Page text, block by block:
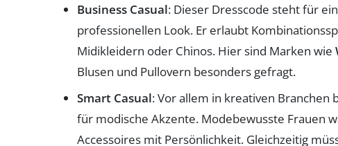
Business Casual: Dieser Dresscode steht für
professionellen Look. Er erlaubt
Midikleidern oder Chinos. Hier sind Marken wie
Blusen und Pullovern besonders gefragt.
Smart Casual: Vor allem in kreativen Branchen
für modische Akzente. Modebewusste Frauen
Accessoires mit Persönlichkeit. Gleichzeitig